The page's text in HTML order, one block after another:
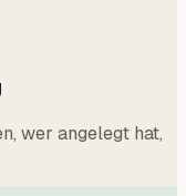
wer angelegt hat,